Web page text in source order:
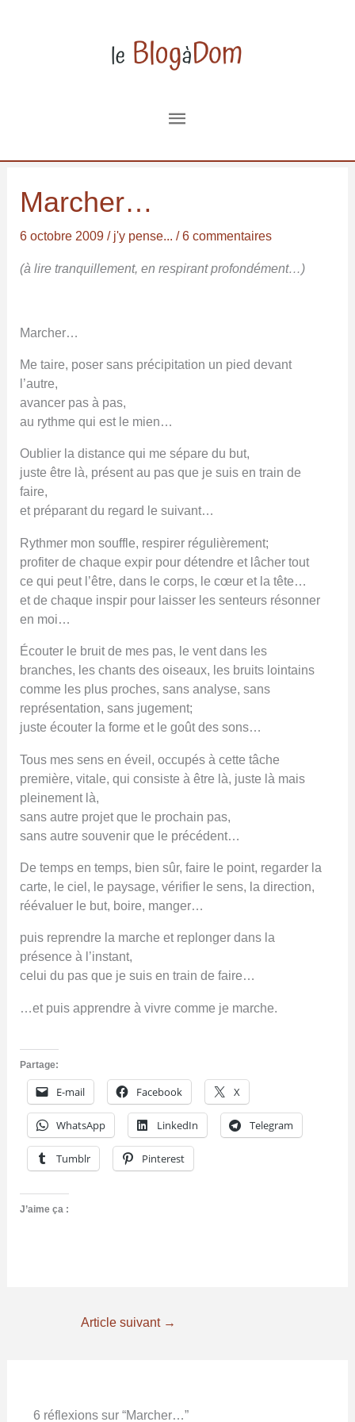
Menu
principal
Marcher…
6 octobre 2009/ j'y pense... /6 commentaires
(à lire tranquillement, en respirant profondément…)
Marcher…
Me taire, poser sans précipitation un pied devant
l’autre,
avancer pas à pas,
au rythme qui est le mien…
Oublier la distance qui me sépare du but,
juste être là, présent au pas que je suis en train de
faire,
et préparant du regard le suivant…
Rythmer mon souffle, respirer régulièrement;
profiter de chaque expir pour détendre et lâcher tout
ce qui peut l’être, dans le corps, le cœur et la tête…
et de chaque inspir pour laisser les senteurs résonner
en moi…
Écouter le bruit de mes pas, le vent dans les
branches, les chants des oiseaux, les bruits lointains
comme les plus proches, sans analyse, sans
représentation, sans jugement;
juste écouter la forme et le goût des sons…
Tous mes sens en éveil, occupés à cette tâche
première, vitale, qui consiste à être là, juste là mais
pleinement là,
sans autre projet que le prochain pas,
sans autre souvenir que le précédent…
De temps en temps, bien sûr, faire le point, regarder la
carte, le ciel, le paysage, vérifier le sens, la direction,
réévaluer le but, boire, manger…
puis reprendre la marche et replonger dans la
présence à l’instant,
celui du pas que je suis en train de faire…
…et puis apprendre à vivre comme je marche.
Partage:
E-mail Facebook X
WhatsApp LinkedIn Telegram
Tumblr Pinterest
J’aime ça :
Article suivant →
6 réflexions sur “Marcher…”